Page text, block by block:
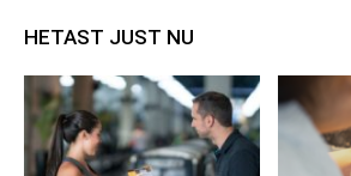
HETAST JUST NU